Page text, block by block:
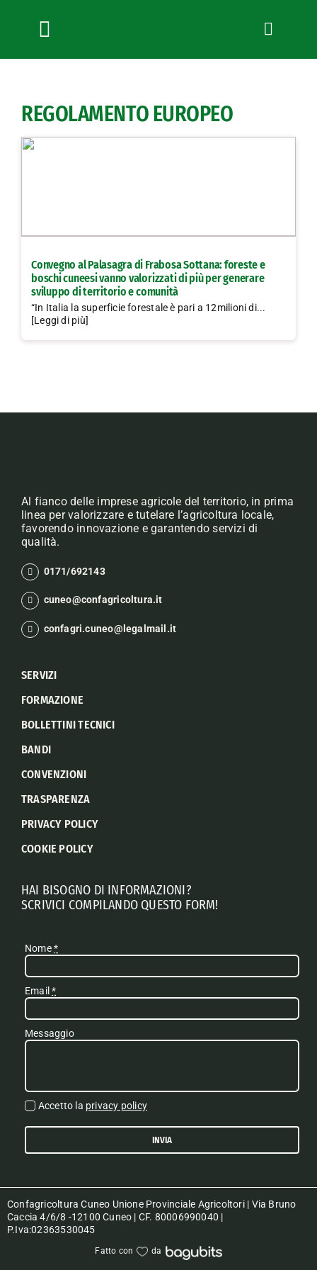
Toggle
Navigation
News
Bandi
Lavora con noi
Contatti
REGOLAMENTO EUROPEO
Convegno al Palasagra di Frabosa Sottana: foreste e
boschi cuneesi vanno valorizzati di più per generare
sviluppo di territorio e comunità
“In Italia la superficie forestale è pari a 12milioni di...
[Leggi di più]
Al fianco delle imprese agricole del territorio, in prima
linea per valorizzare e tutelare l’agricoltura locale,
favorendo innovazione e garantendo servizi di
qualità.
0171/692143
cuneo@confagricoltura.it
confagri.cuneo@legalmail.it
SERVIZI
FORMAZIONE
BOLLETTINI TECNICI
BANDI
CONVENZIONI
TRASPARENZA
PRIVACY POLICY
COOKIE POLICY
HAI BISOGNO DI INFORMAZIONI?
SCRIVICI COMPILANDO QUESTO FORM!
Nome*
Email*
Messaggio
Accetto la privacy policy
INVIA
Confagricoltura Cuneo Unione Provinciale Agricoltori | Via Bruno
Caccia 4/6/8 -12100 Cuneo | CF. 80006990040 |
P.Iva:02363530045
Fatto con da